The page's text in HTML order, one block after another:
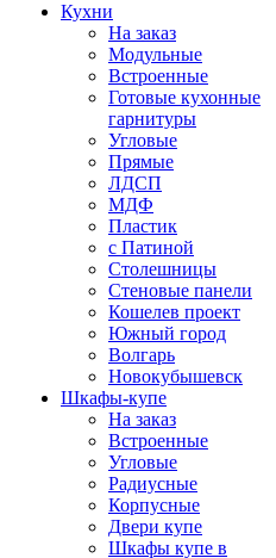
Кухни
На заказ
Модульные
Встроенные
Готовые кухонные
гарнитуры
Угловые
Прямые
ЛДСП
МДФ
Пластик
с Патиной
Столешницы
Стеновые панели
Кошелев проект
Южный город
Волгарь
Новокубышевск
Шкафы-купе
На заказ
Встроенные
Угловые
Радиусные
Корпусные
Двери купе
Шкафы купе в